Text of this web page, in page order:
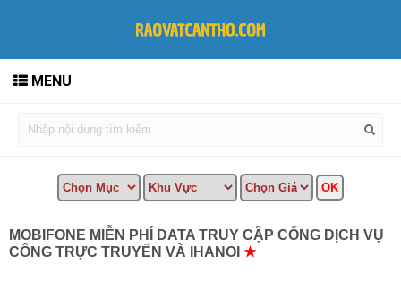
MENU
MOBIFONE MIỄN PHÍ DATA TRUY CẬP CỔNG DỊCH VỤ
CÔNG TRỰC TRUYẾN VÀ IHANOI ★